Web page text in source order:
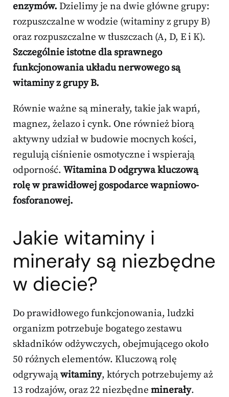
enzymów. Dzielimy je na dwie główne grupy:
rozpuszczalne w wodzie (witaminy z grupy B)
oraz rozpuszczalne w tłuszczach (A, D, E i K).
Szczególnie istotne dla sprawnego
funkcjonowania układu nerwowego są
witaminy z grupy B.
Równie ważne są minerały, takie jak wapń,
magnez, żelazo i cynk. One również biorą
aktywny udział w budowie mocnych kości,
regulują ciśnienie osmotyczne i wspierają
odporność. Witamina D odgrywa kluczową
rolę w prawidłowej gospodarce wapniowo-
fosforanowej.
Jakie witaminy i
minerały są niezbędne
w diecie?
Do prawidłowego funkcjonowania, ludzki
organizm potrzebuje bogatego zestawu
składników odżywczych, obejmującego około
50 różnych elementów. Kluczową rolę
odgrywająwitaminy, których potrzebujemy aż
13 rodzajów, oraz 22 niezbędne minerały.